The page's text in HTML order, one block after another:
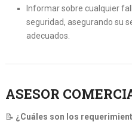
Informar sobre cualquier
seguridad, asegurando su
adecuados.
ASESOR
📝 ¿Cuáles son los